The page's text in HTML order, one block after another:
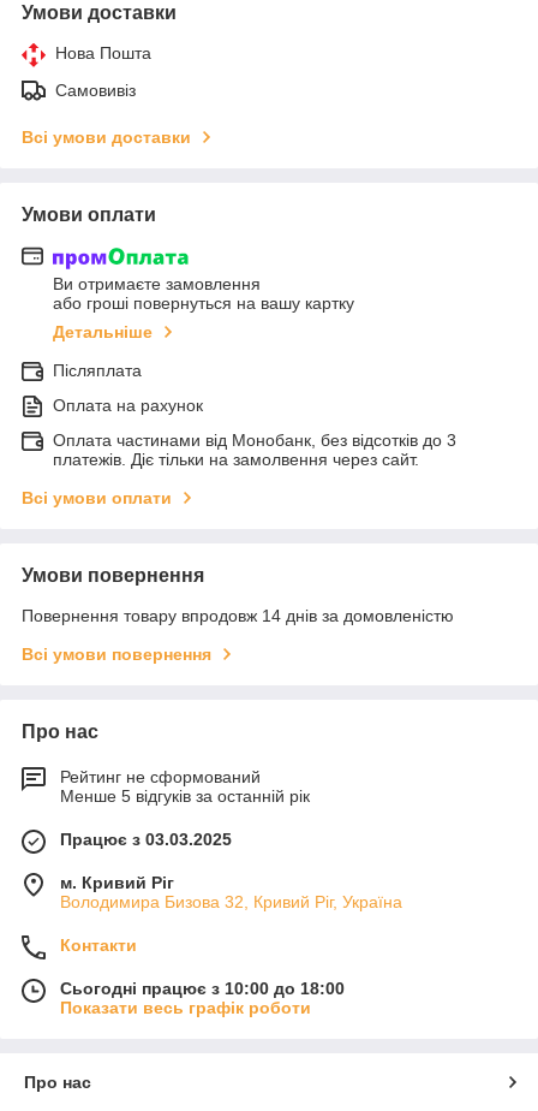
Умови доставки
Нова Пошта
Самовивіз
Всі умови доставки
Умови оплати
Ви отримаєте замовлення
або гроші повернуться на вашу картку
Детальніше
Післяплата
Оплата на рахунок
Оплата частинами від Монобанк, без відсотків до 3
платежів. Діє тільки на замолвення через сайт.
Всі умови оплати
Умови повернення
Повернення товару впродовж 14 днів за домовленістю
Всі умови повернення
Про нас
Рейтинг не сформований
Менше 5 відгуків за останній рік
Працює з 03.03.2025
м. Кривий Ріг
Володимира Бизова 32, Кривий Ріг, Україна
Контакти
Сьогодні працює з 10:00 до 18:00
Показати весь графік роботи
Про нас